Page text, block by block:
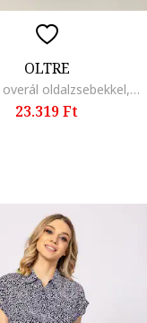
OLTRE
V-nyakú overál oldalzsebekkel, Barna
23.319 Ft